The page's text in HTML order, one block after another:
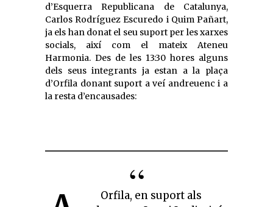
d’Esquerra Republicana de Catalunya,
Carlos Rodríguez Escuredo i Quim Pañart,
ja els han donat el seu suport per les xarxes
socials, així com el mateix Ateneu
Harmonia. Des de les 13:30 hores alguns
dels seus integrants ja estan a la plaça
d’Orfila donant suport a veí andreuenc i a
la resta d’encausades:
Orfila, en suport als